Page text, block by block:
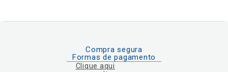
Compra segura
Formas de pagamento
Clique aqui